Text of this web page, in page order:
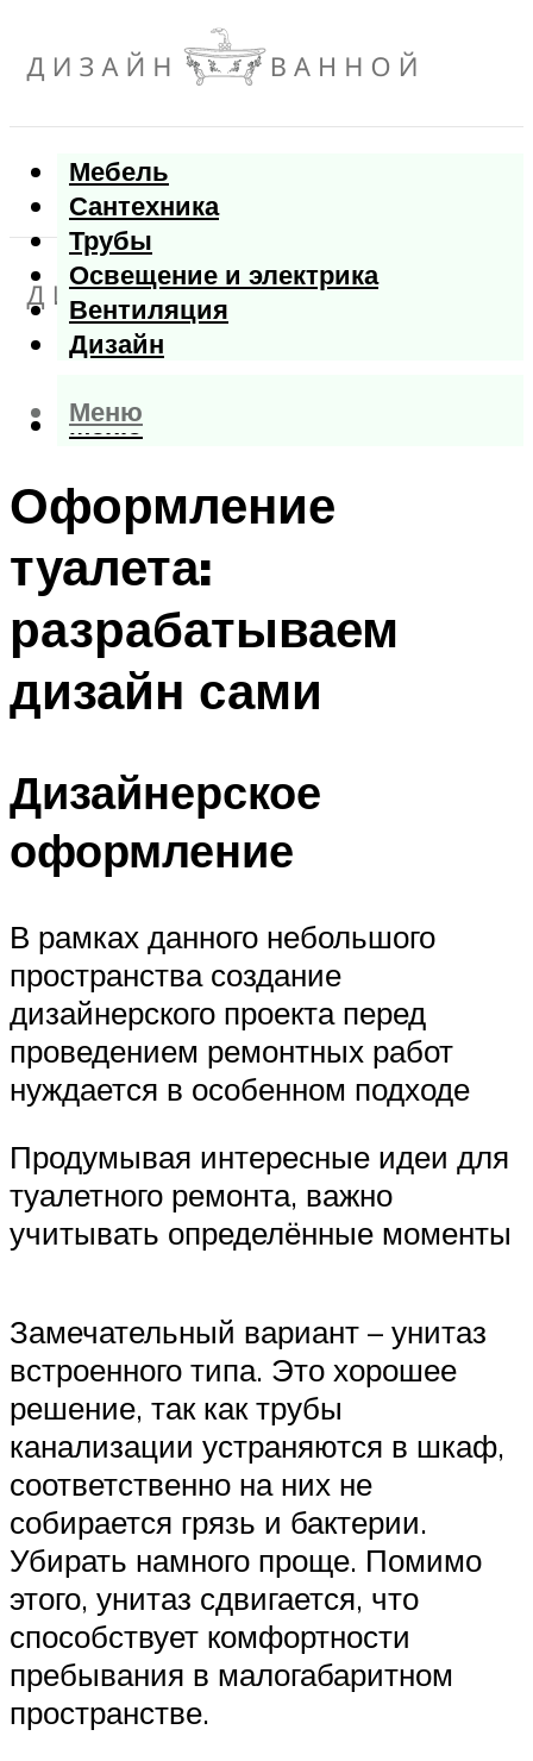
Мебель
Сантехника
Трубы
Освещение и электрика
Вентиляция
Дизайн
Меню
Меню
Оформление
туалета:
разрабатываем
дизайн сами
Дизайнерское
оформление
В рамках данного небольшого
пространства создание
дизайнерского проекта перед
проведением ремонтных работ
нуждается в особенном подходе
Продумывая интересные идеи для
туалетного ремонта, важно
учитывать определённые моменты
Замечательный вариант – унитаз
встроенного типа. Это хорошее
решение, так как трубы
канализации устраняются в шкаф,
соответственно на них не
собирается грязь и бактерии.
Убирать намного проще. Помимо
этого, унитаз сдвигается, что
способствует комфортности
пребывания в малогабаритном
пространстве.